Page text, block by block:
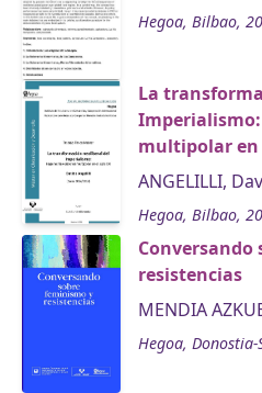
Hegoa, Bilbao,
La
multipolar en
ANGELILLI,
Hegoa, Bilbao,
Conversando
resistencias
MENDIA
Hegoa,